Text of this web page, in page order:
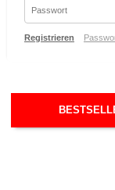
Registrieren